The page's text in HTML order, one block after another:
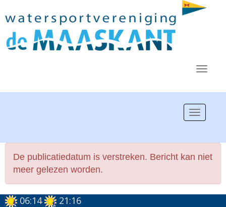
Toggle
De publicatiedatum is verstreken. Bericht kan niet
meer gelezen worden.
06:14 21:16